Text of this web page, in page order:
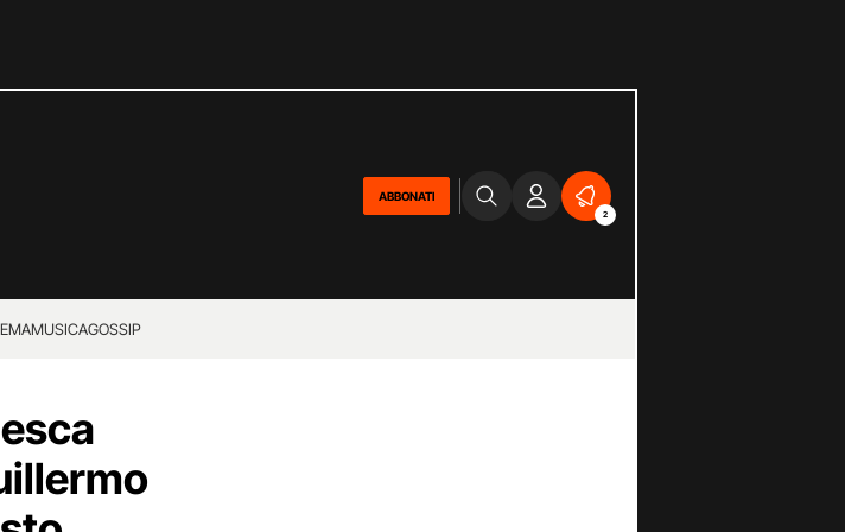
ABBONATI
2
MUSICAGOSSIP